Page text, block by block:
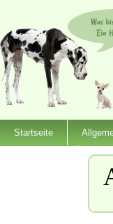
Startseite